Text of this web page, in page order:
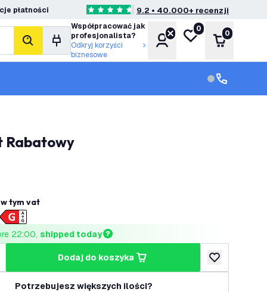
płatności 4.6 Gwiazdki oceny9.2 • 40.000+ recenzji
Szukaj
Współpracować jak
profesjonalista?
Odkryj korzyści
biznesowe
KontoMoja lista życzeń
0
Koszyk
0
Obsługa
Obsługa
Rabatowy
w tym vat
22:00, shipped today
ilość dodaj do koszyka
dodaj do listy
Potrzebujesz większych ilości?